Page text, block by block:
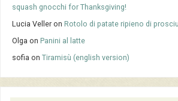
squash gnocchi for Thanksgiving!
Lucia Veller onRotolo di patate ripieno di
Olga onPanini al latte
sofia onTiramisù (english version)